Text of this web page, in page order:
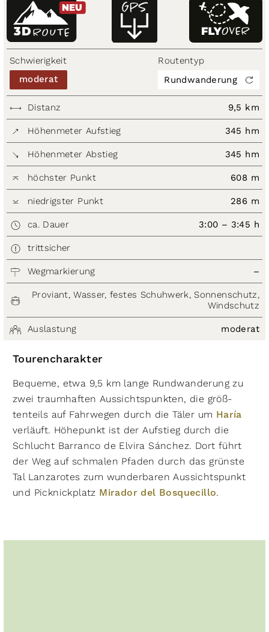
ROUTE
3D
NEU
Schwierigkeit
moderat
Routentyp
Rundwanderung
Distanz 9,5 km
Höhenmeter Aufstieg 345 hm
Höhenmeter Abstieg 345 hm
höchster Punkt 608 m
niedrigster Punkt 286 m
ca. Dauer 3:00 – 3:45 h
trittsicher
Wegmarkierung –
Proviant, Wasser, festes Schuhwerk, Sonnenschutz,
Windschutz
Auslastung moderat
Tourencharakter
Bequeme, etwa 9,5 km lange Rundwanderung zu
zwei traumhaften Aussichtspunkten, die größ­­
tenteils auf Fahrwegen durch die Täler um Haría
verläuft. Höhepunkt ist der Aufstieg durch die
Schlucht Barranco de Elvira Sánchez. Dort führt
der Weg auf schmalen Pfaden durch das grünste
Tal Lanzarotes zum wunderbaren Aussichtspunkt
und Picknickplatz Mirador del Bosquecillo.